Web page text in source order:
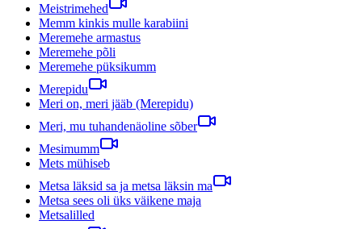
Meistrimehed
Memm kinkis mulle karabiini
Meremehe armastus
Meremehe põli
Meremehe püksikumm
Merepidu
Meri on, meri jääb (Merepidu)
Meri, mu tuhandenäoline sõber
Mesimumm
Mets mühiseb
Metsa läksid sa ja metsa läksin ma
Metsa sees oli üks väikene maja
Metsalilled